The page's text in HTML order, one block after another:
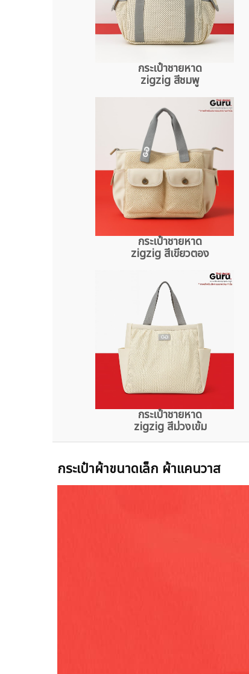
กระเป๋าชายหาด
zigzig สีชมพู
กระเป๋าชายหาด
zigzig สีเขียวตอง
กระเป๋าชายหาด
zigzig สีม่วงเข้ม
กระเป๋าผ้าขนาดเล็ก ผ้าแคนวาส